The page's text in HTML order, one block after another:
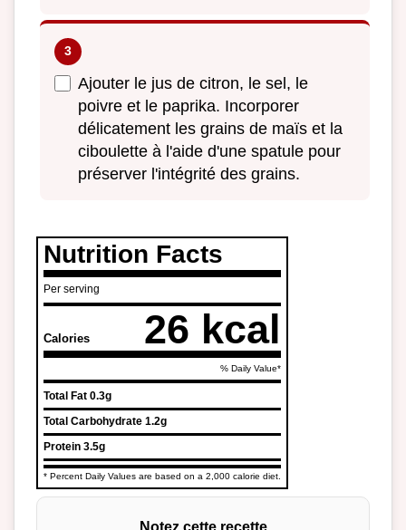
Ajouter le jus de citron, le sel, le
poivre et le paprika. Incorporer
délicatement les grains de maïs et la
ciboulette à l'aide d'une spatule pour
préserver l'intégrité des grains.
Nutrition Facts
Per serving
Calories 26 kcal
% Daily Value*
Total Fat 0.3g
Total Carbohydrate 1.2g
Protein 3.5g
* Percent Daily Values are based on a 2,000 calorie diet.
Notez cette recette